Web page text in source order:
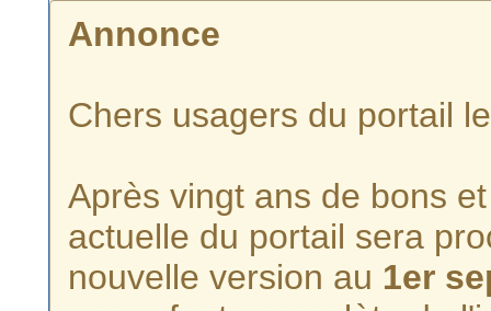
Annonce
Chers usagers du portail
Après vingt ans de bons
actuelle du portail sera
nouvelle version au 1er